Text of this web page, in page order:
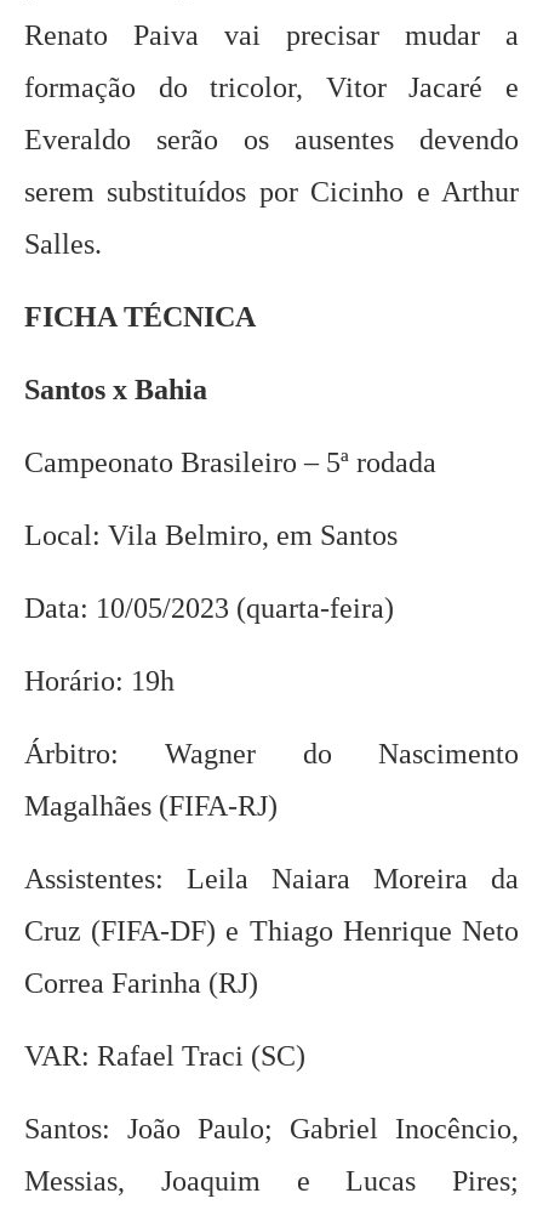
Renato Paiva vai precisar mudar a
formação do tricolor, Vitor Jacaré e
Everaldo serão os ausentes devendo
serem substituídos por Cicinho e Arthur
Salles.
FICHA TÉCNICA
Santos x Bahia
Campeonato Brasileiro – 5ª rodada
Local: Vila Belmiro, em Santos
Data: 10/05/2023 (quarta-feira)
Horário: 19h
Árbitro: Wagner do Nascimento
Magalhães (FIFA-RJ)
Assistentes: Leila Naiara Moreira da
Cruz (FIFA-DF) e Thiago Henrique Neto
Correa Farinha (RJ)
VAR: Rafael Traci (SC)
Santos: João Paulo; Gabriel Inocêncio,
Messias, Joaquim e Lucas Pires;